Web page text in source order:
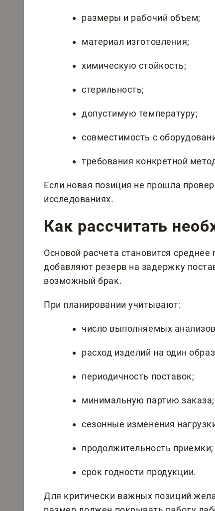
размеры и рабочий объем;
материал изготовления;
химическую стойкость;
стерильность;
допустимую температуру;
совместимость с
требования конкретной
Если новая позиция не прошла
исследованиях.
Как рассчитать
Основой расчета становится
добавляют резерв на задержку
возможный брак.
При планировании учитывают:
число выполняемых
расход изделий на один
периодичность поставок;
минимальную партию заказа;
сезонные изменения
продолжительность приемки;
срок годности продукции.
Для критически важных позиций